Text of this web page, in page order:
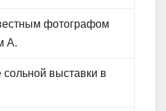
фотографом
А.
выставки в